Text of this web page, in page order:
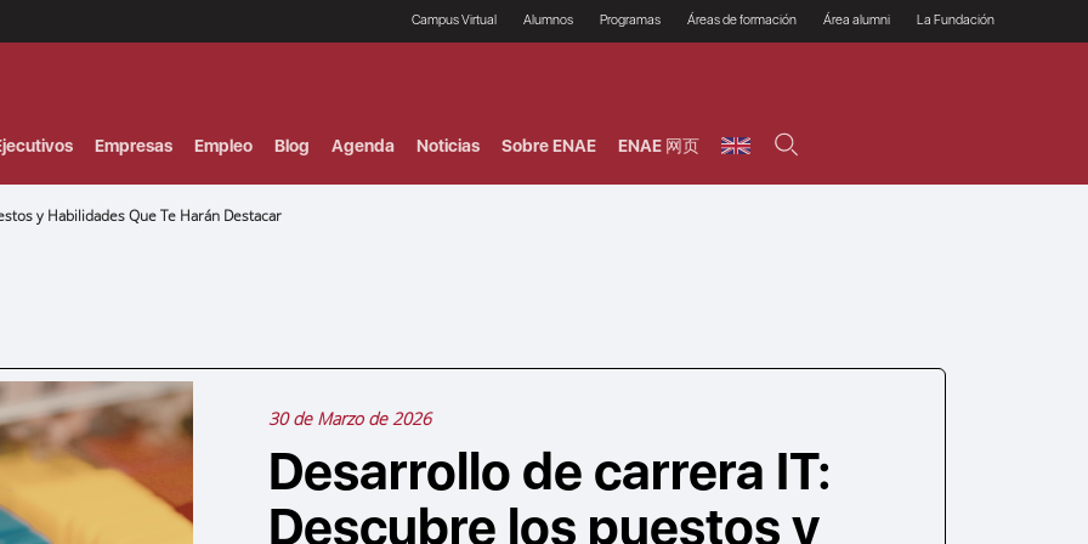
Campus Virtual Alumnos
Prácticas en empresas
Programas
Programas Ejecutivos
Áreas de formación
Riesgos
Área alumni La Fundación
Empresas Empleo Blog Agenda Noticias Sobre ENAE ENAE 网页
y Habilidades Que Te Harán Destacar
30 de Marzo de 2026
Desarrollo de carrera IT:
Descubre los puestos y